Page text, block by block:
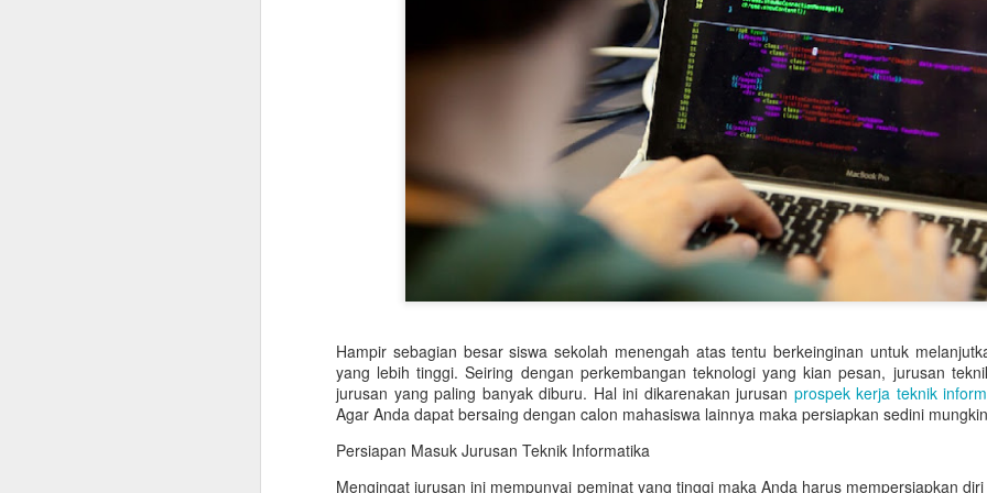
Hampir sebagian besar siswa sekolah menengah atas tentu berkeinginan untuk
yang lebih tinggi. Seiring dengan perkembangan teknologi yang kian pesan, jurusan
jurusan yang paling banyak diburu. Hal ini dikarenakan jurusan prospek kerja teknik
Agar Anda dapat bersaing dengan calon mahasiswa lainnya maka persiapkan sedini
Persiapan Masuk Jurusan Teknik Informatika
Mengingat jurusan ini mempunyai peminat yang tinggi maka Anda harus mempersiapkan
tetap menjadi salah satu batu
ini.
JUN JUN